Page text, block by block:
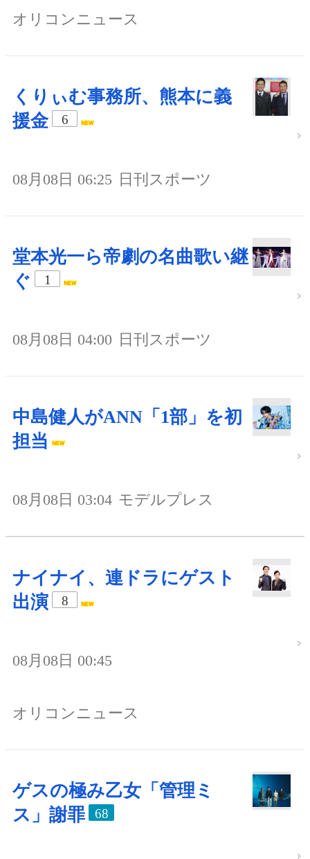
オリコンニュース
くりぃむ事務所、熊本に義
援金
6
08月08日 06:25 日刊スポーツ
堂本光一ら帝劇の名曲歌い継
ぐ
1
08月08日 04:00 日刊スポーツ
中島健人がANN「1部」を初
担当
08月08日 03:04 モデルプレス
ナイナイ、連ドラにゲスト
出演
8
08月08日 00:45
オリコンニュース
ゲスの極み乙女「管理ミ
ス」謝罪
68